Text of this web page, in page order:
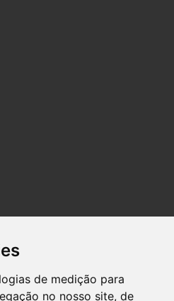
de medição para
no nosso site, de